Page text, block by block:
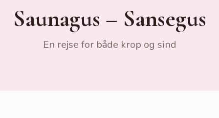
Wellnessmassage
Bambusmassage
Saunagus – Sansegus
En rejse for både krop og sind